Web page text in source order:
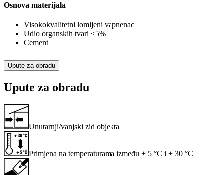
Osnova materijala
Visokokvalitetni lomljeni vapnenac
Udio organskih tvari <5%
Cement
Upute za obradu
Upute za obradu
Unutarnji/vanjski zid objekta
Primjena na temperaturama između + 5 °C i + 30 °C